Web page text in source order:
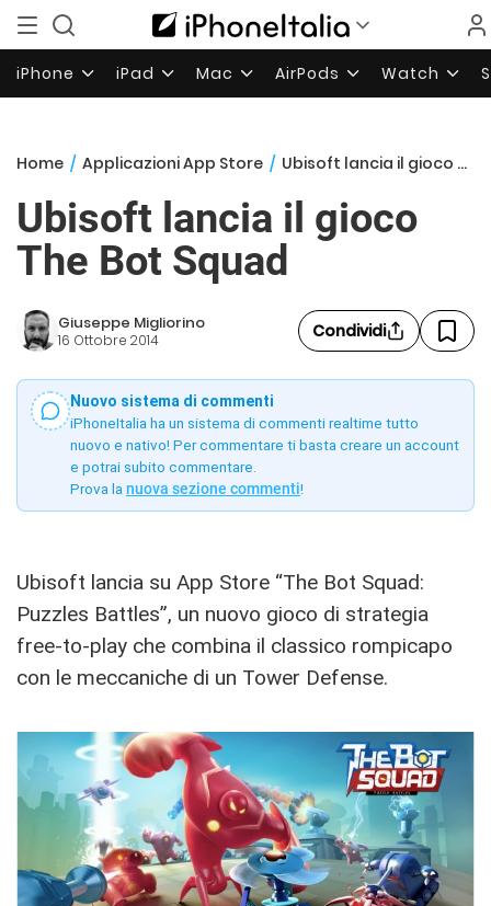
iPhone iPad Mac AirPods Watch
Home / Applicazioni App Store / Ubisoft lancia il gioco The Bot Squad
Ubisoft lancia il gioco
The Bot Squad
Giuseppe Migliorino
16 Ottobre 2014 Condividi
Nuovo sistema di commenti
iPhoneItalia ha un sistema di commenti realtime tutto
nuovo e nativo! Per commentare ti basta creare un account
e potrai subito commentare.
Prova la nuova sezione commenti!
Ubisoft lancia su App Store “The Bot Squad:
Puzzles Battles”, un nuovo gioco di strategia
free-to-play che combina il classico rompicapo
con le meccaniche di un Tower Defense.